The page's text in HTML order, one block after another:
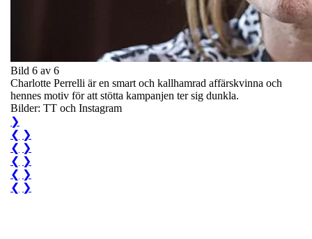
Bild 6 av 6
Charlotte Perrelli är en smart och kallhamrad affärskvinna och
hennes motiv för att stötta kampanjen ter sig dunkla.
Bilder: TT och Instagram
❯
❮ ❯
❮ ❯
❮ ❯
❮ ❯
❮ ❯